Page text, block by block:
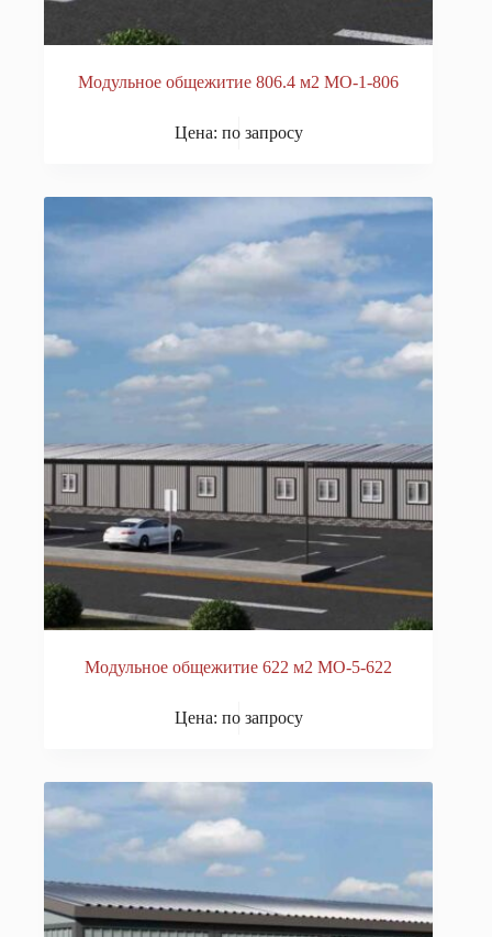
Модульное общежитие 806.4 м2 МО-1-806
Цена: по запросу
Модульное общежитие 622 м2 МО-5-622
Цена: по запросу